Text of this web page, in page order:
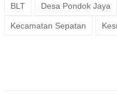
BLT Desa Pondok Jaya
Kecamatan Sepatan